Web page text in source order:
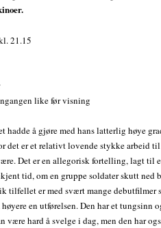
21.15
like før visning
hadde å gjøre med hans latterlig høye
det er et relativt lovende stykke arbeid til
Det er en allegorisk fortelling, lagt til
tid, om en gruppe soldater skutt ned
tilfellet er med svært mange debutfilmer
en utførelsen. Den har et tungsinn
være hard å svelge i dag, men den har